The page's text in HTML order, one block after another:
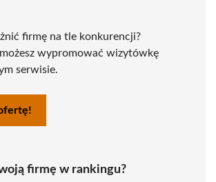
firmę na tle konkurencji?
wypromować wizytówkę
serwisie.
firmę w rankingu?